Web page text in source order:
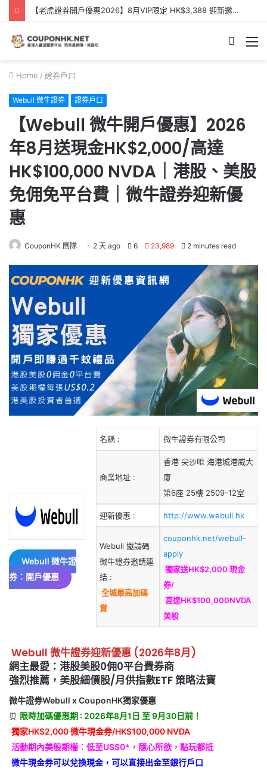
【Webull 微牛開戶優惠】2026年8月送現金HK$2,000/高達HK$100,000 NVDA｜港股、美股免佣免平台費｜微牛證券迎新優惠
Home / 證券戶口
Webull 微牛證券 證券戶口
【Webull 微牛開戶優惠】2026
年8月送現金HK$2,000/高達
HK$100,000 NVDA｜港股、美股
免佣免平台費｜微牛證券迎新優
惠
CouponHK 團隊 2 天 ago 6 23,989 2 minutes read
Webull 微牛證
券：開戶優惠
名稱 : 微牛證券有限公司
商業地址 :
香港 尖沙咀 海港城港威大
廈
第6座 25樓 2509-12室
迎新優惠 : http://www.webull.hk
Webull 邀請碼
微牛證券邀請連
結 :
全城最高加碼
賞
couponhk.net/webull-
apply
獨家送HK$2,000 現金
券/
高達HK$100,000NVDA
美股
Webull 微牛證券迎新優惠 (2026年8月)
網主最愛：港股美股0佣0平台費券商
強烈推薦，美股細價股/月供指數ETF 策略法寶
微牛證券Webull x CouponHK獨家優惠
⏰ 限時加碼優惠期 : 2026年8月1日 至 9月30日前！
獨家HK$2,000 微牛現金券/HK$100,000 NVDA
活動期內美股期權：低至US$0*，隨心所欲，點玩都抵​
微牛現金券可以兌換現金，可以直接出金至銀行戶口